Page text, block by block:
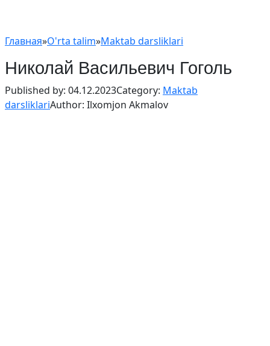
Главная»O'rta talim»Maktab darsliklari
Николай Васильевич Гоголь
Published by: 04.12.2023Category: Maktab
darsliklariAuthor: Ilxomjon Akmalov